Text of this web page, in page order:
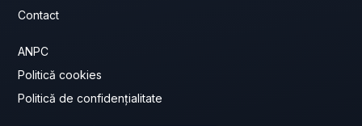
Contact
ANPC
Politică cookies
Politică de confidențialitate